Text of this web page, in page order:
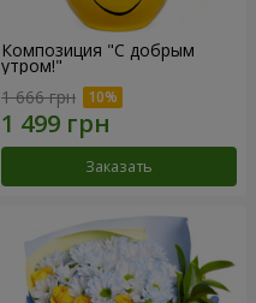
Композиция "С добрым
утром!"
1 666 грн
Заказать